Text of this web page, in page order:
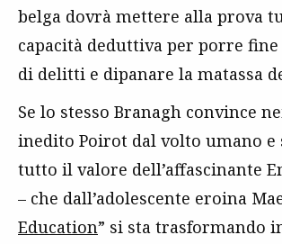
belga dovrà mettere alla prova
capacità deduttiva per porre fine
di delitti e dipanare la matassa
Se lo stesso Branagh convince
inedito Poirot dal volto umano e
tutto il valore dell’affascinante
– che dall’adolescente eroina
Education” si sta trasformando